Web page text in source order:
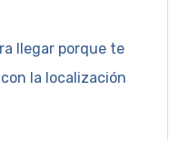
llegar porque te
la localización